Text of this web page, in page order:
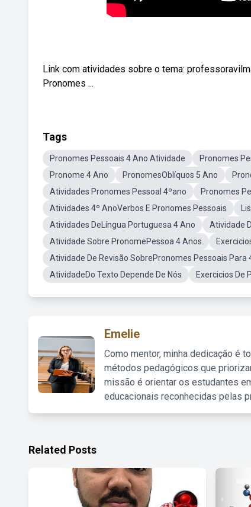
Link com atividades sobre o tema:
Pronomes ...
Tags
Pronomes Pessoais 4 Ano Atividade Pronomes
Pronome 4 Ano
PronomesOblíquos 5 Ano
Atividades Pronomes Pessoal 4ºano
Pronomes
Atividades 4º AnoVerbos E Pronomes Pessoais
Atividades DeLíngua Portuguesa 4 Ano
Atividade
Atividade Sobre PronomePessoa 4 Anos
Atividade De Revisão SobrePronomes Pessoais Para
AtividadeDo Texto Depende De Nós
Exercicios De
Emelie
Como mentor, minha dedicação é
métodos pedagógicos que
missão é orientar os estudantes
educacionais reconhecidas pelas
Related Posts